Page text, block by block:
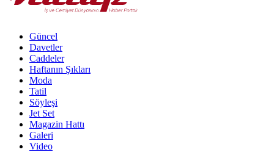
Güncel
Davetler
Caddeler
Haftanın Şıkları
Moda
Tatil
Söyleşi
Jet Set
Magazin Hattı
Galeri
Video